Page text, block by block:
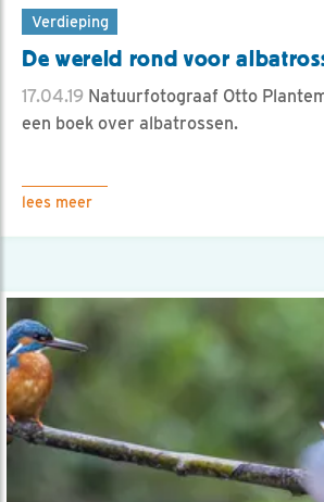
Verdieping
De wereld rond voor
17.04.19 Natuurfotograaf Otto
een boek over albatrossen.
lees meer